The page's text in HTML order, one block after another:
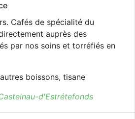
Cafés de spécialité du
auprès des
par nos soins et torréfiés en
boissons, tisane
d'Estrétefonds